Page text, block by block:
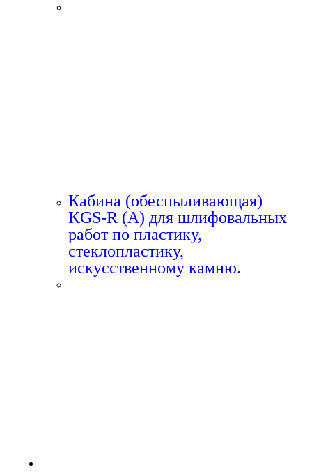
Кабина (обеспыливающая)
KGS-R (A) для шлифовальных
работ по пластику,
стеклопластику,
искусственному камню.